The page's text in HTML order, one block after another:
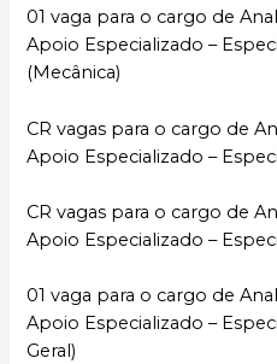
01 vaga para o cargo de
Apoio Especializado –
(Mecânica)
CR vagas para o cargo de
Apoio Especializado –
CR vagas para o cargo de
Apoio Especializado –
01 vaga para o cargo de
Apoio Especializado –
Geral)